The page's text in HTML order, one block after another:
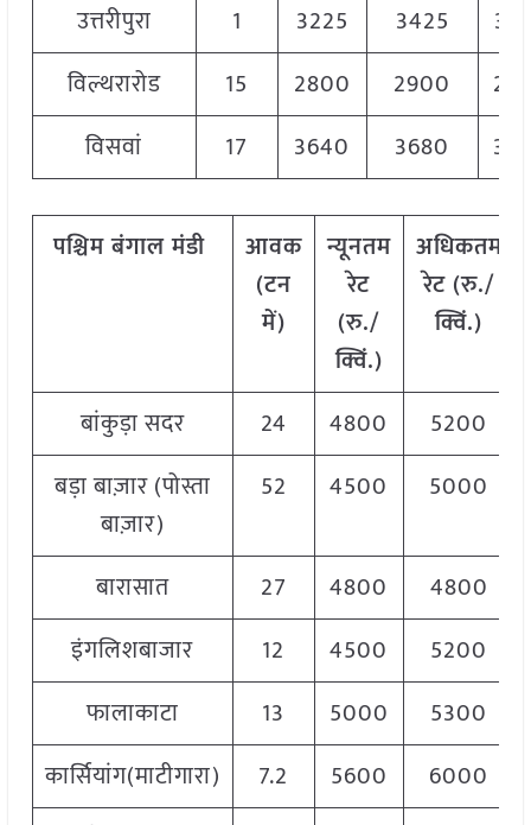
उत्तरीपुरा
1 3225 3425
विल्थरारोड
15 2800 2900
विसवां
17 3640 3680
पश्चिमबंगाल मंडी
आवक
(टन
में)
न्यूनतम
रेट
(रु./
क्विं.)
अधिकतम
रेट (रु./
क्विं.)
बांकुड़ा सदर 24 4800 5200
बड़ा बाज़ार (पोस्ता
बाज़ार)
52 4500 5000
बारासात 27 4800 4800
इंगलिशबाजार
12 4500 5200
फालाकाटा
13 5000 5300
कार्सियांग(माटीगारा)
7.2 5600 6000